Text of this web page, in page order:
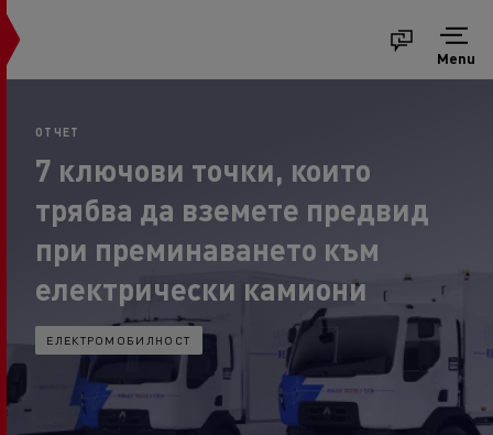
Menu
ОТЧЕТ
7 ключови точки, които
трябва да вземете предвид
при преминаването към
електрически камиони
ЕЛЕКТРОМОБИЛНОСТ